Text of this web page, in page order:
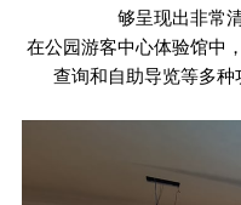
够呈现出非常
在公园游客中心体验馆中
查询和自助导览等多种